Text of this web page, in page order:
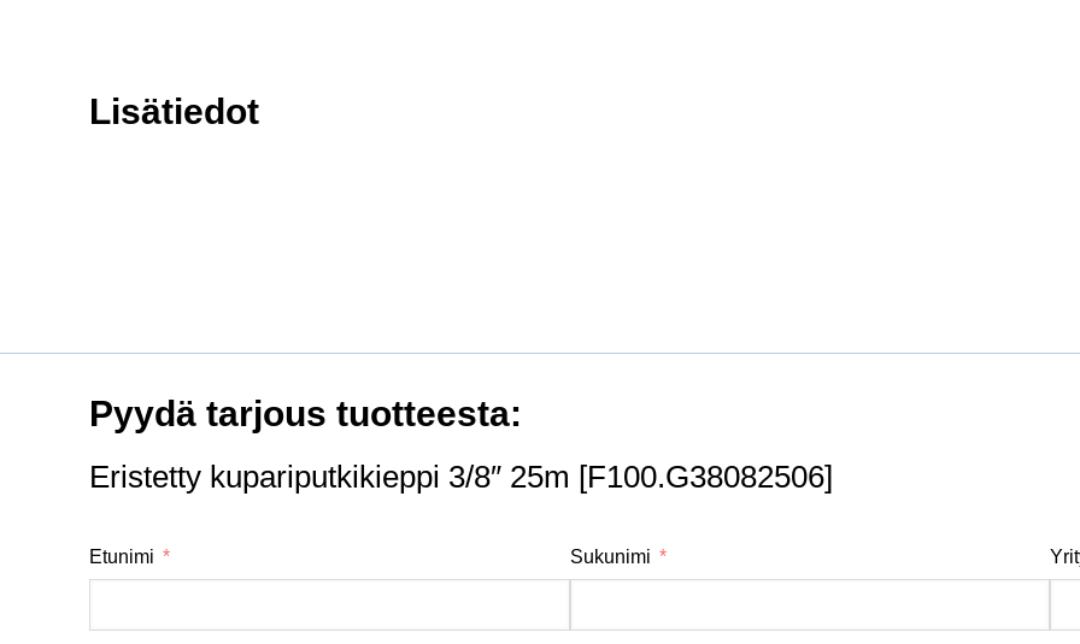
Lisätiedot
Pyydä tarjous tuotteesta:
Eristetty kupariputkikieppi 3/8″ 25m [F100.G38082506]
Etunimi Sukunimi